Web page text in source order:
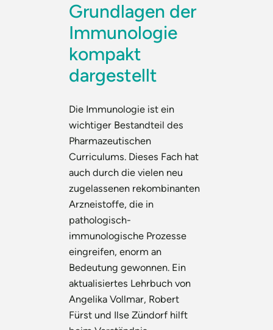
Grundlagen der
Immunologie
kompakt
dargestellt
Die Immunologie ist ein
wichtiger Bestandteil des
Pharmazeutischen
Curriculums. Dieses Fach hat
auch durch die vielen neu
zugelassenen rekombinanten
Arzneistoffe, die in
pathologisch-
immunologische Prozesse
eingreifen, enorm an
Bedeutung gewonnen. Ein
aktualisiertes Lehrbuch von
Angelika Vollmar, Robert
Fürst und Ilse Zündorf hilft